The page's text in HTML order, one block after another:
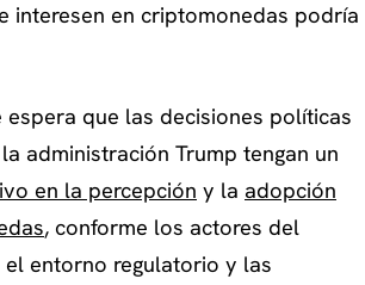
interesen en criptomonedas podría
espera que las decisiones políticas
administración Trump tengan un
en la percepción y la adopción
, conforme los actores del
entorno regulatorio y las